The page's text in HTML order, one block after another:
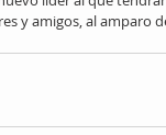
y amigos, al amparo